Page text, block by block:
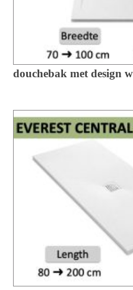
douchebak met design